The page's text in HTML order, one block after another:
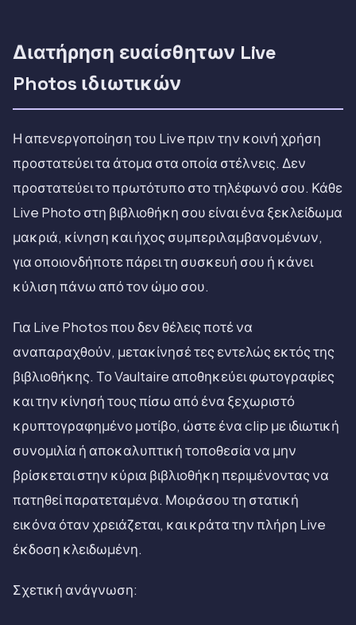
Διατήρηση ευαίσθητων Live
Photos ιδιωτικών
Η απενεργοποίηση του Live πριν την κοινή χρήση
προστατεύει τα άτομα στα οποία στέλνεις. Δεν
προστατεύει το πρωτότυπο στο τηλέφωνό σου. Κάθε
Live Photo στη βιβλιοθήκη σου είναι ένα ξεκλείδωμα
μακριά, κίνηση και ήχος συμπεριλαμβανομένων,
για οποιονδήποτε πάρει τη συσκευή σου ή κάνει
κύλιση πάνω από τον ώμο σου.
Για Live Photos που δεν θέλεις ποτέ να
αναπαραχθούν, μετακίνησέ τες εντελώς εκτός της
βιβλιοθήκης. Το Vaultaire αποθηκεύει φωτογραφίες
και την κίνησή τους πίσω από ένα ξεχωριστό
κρυπτογραφημένο μοτίβο, ώστε ένα clip με ιδιωτική
συνομιλία ή αποκαλυπτική τοποθεσία να μην
βρίσκεται στην κύρια βιβλιοθήκη περιμένοντας να
πατηθεί παρατεταμένα. Μοιράσου τη στατική
εικόνα όταν χρειάζεται, και κράτα την πλήρη Live
έκδοση κλειδωμένη.
Σχετική ανάγνωση: